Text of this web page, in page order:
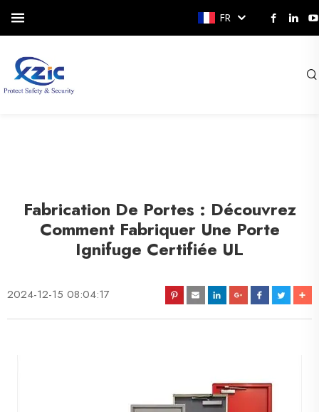
FR
Fabrication De Portes : Découvrez
Comment Fabriquer Une Porte
Ignifuge Certifiée UL
2024-12-15 08:04:17